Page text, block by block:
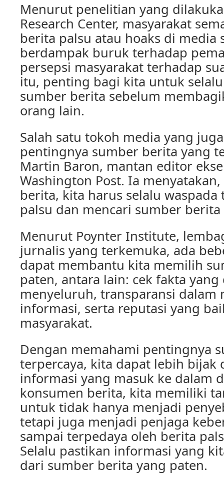
Menurut penelitian yang
Research Center, masyarakat
berita palsu atau hoaks di media
berdampak buruk terhadap
persepsi masyarakat terhadap
itu, penting bagi kita untuk
sumber berita sebelum
orang lain.
Salah satu tokoh media yang
pentingnya sumber berita yang
Martin Baron, mantan editor
Washington Post. Ia
berita, kita harus selalu
palsu dan mencari sumber berita
Menurut Poynter Institute,
jurnalis yang terkemuka, ada
dapat membantu kita memilih
paten, antara lain: cek fakta
menyeluruh, transparansi dalam
informasi, serta reputasi yang
masyarakat.
Dengan memahami pentingnya
terpercaya, kita dapat lebih bijak
informasi yang masuk ke dalam
konsumen berita, kita memiliki
untuk tidak hanya menjadi
tetapi juga menjadi penjaga
sampai terpedaya oleh berita
Selalu pastikan informasi yang
dari sumber berita yang paten.